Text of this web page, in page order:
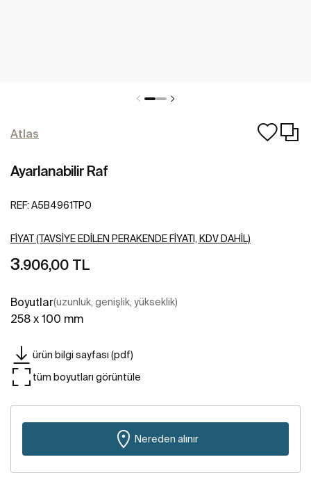
Atlas
Ayarlanabilir Raf
REF: A5B4961TP0
FIYAT (TAVSIYE EDILEN PERAKENDE FIYATI, KDV DAHIL)
3.906,00 TL
Boyutlar(uzunluk, genişlik, yükseklik)
258 x 100 mm
ürün bilgi sayfası (pdf)
tüm boyutları görüntüle
Nereden alınır